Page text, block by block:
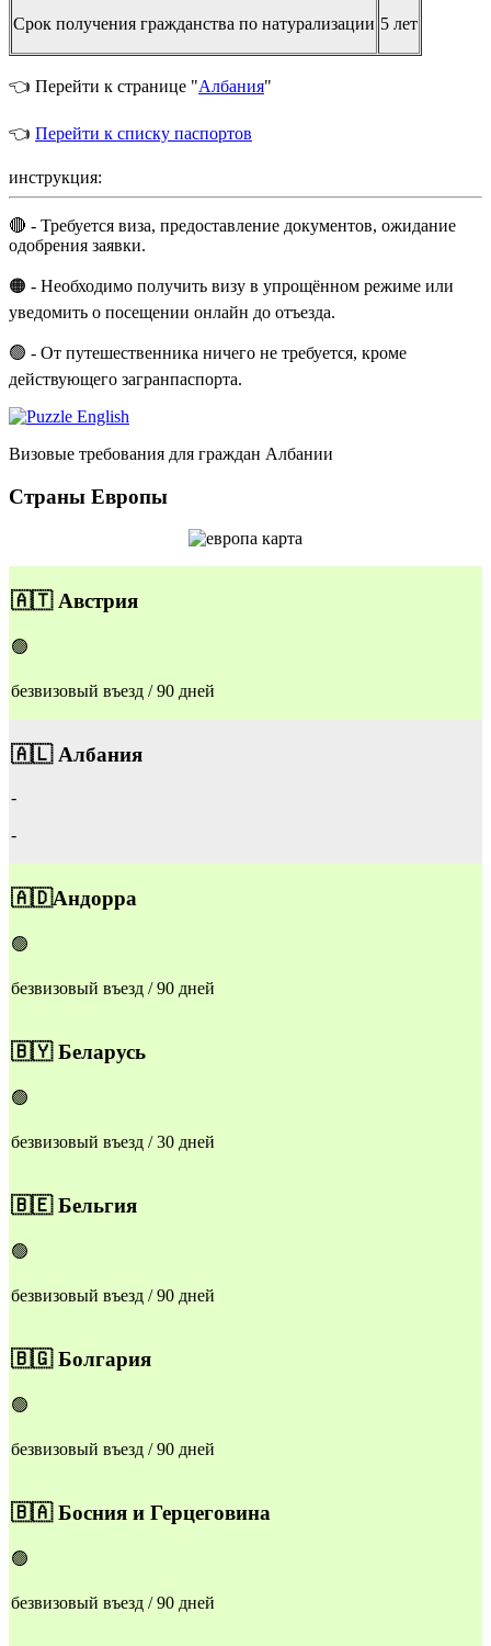
Срок получения гражданства по натурализации 5 лет
👈 Перейти к странице "Албания"
👈 Перейти к списку паспортов
инструкция:
🔴 - Требуется виза, предоставление документов, ожидание
одобрения заявки.
🟠 - Необходимо получить визу в упрощённом режиме или
уведомить о посещении онлайн до отъезда.
🟢 - От путешественника ничего не требуется, кроме
действующего загранпаспорта.
Визовые требования для граждан Албании
Страны Европы
​🇦🇹 Австрия
🟢
безвизовый въезд / 90 дней
🇦🇱 Албания
-
-
🇦🇩Андорра
🟢
безвизовый въезд / 90 дней
🇧🇾Беларусь
🟢
безвизовый въезд / 30 дней
🇧🇪Бельгия
🟢
безвизовый въезд / 90 дней
🇧🇬Болгария
🟢
безвизовый въезд / 90 дней
🇧🇦Босния и Герцеговина
🟢
безвизовый въезд / 90 дней